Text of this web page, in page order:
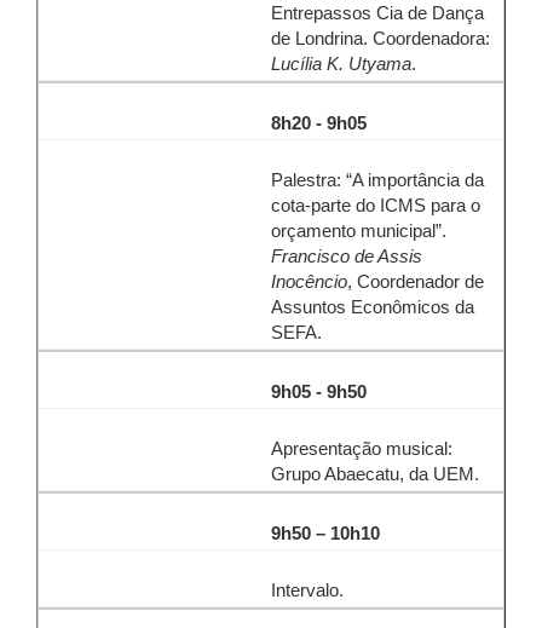
Entrepassos Cia de Dança
de Londrina. Coordenadora:
Lucília K. Utyama.
8h20 - 9h05
Palestra: “A importância da
cota-parte do ICMS para o
orçamento municipal”.
Francisco de Assis
Inocêncio, Coordenador de
Assuntos Econômicos da
SEFA.
9h05 - 9h50
Apresentação musical:
Grupo Abaecatu, da UEM.
9h50 – 10h10
Intervalo.